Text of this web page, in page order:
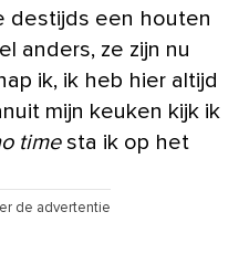
destijds een houten
anders, ze zijn nu
ik, ik heb hier altijd
mijn keuken kijk ik
timesta ik op het
de advertentie